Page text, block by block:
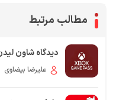
مطالب مرتبط
دیدگاه شاون
Game Pass
علیرضا بیضاوی